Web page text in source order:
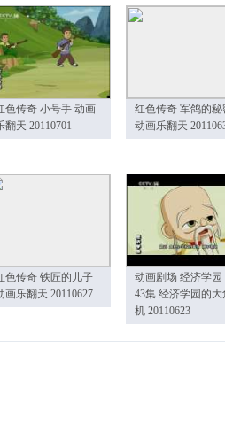
色传奇 小号手 动画
翻天 20110701
红色传奇 军鸽的秘
动画乐翻天
色传奇 铁匠的儿子
画乐翻天 20110627
动画剧场 经济学园
43集 经济学园的大
机 20110623